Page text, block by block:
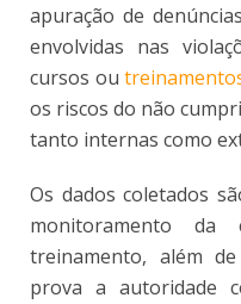
apuração de
envolvidas nas
cursos ou
os riscos do não
tanto internas como
Os dados coletados
monitoramento da
treinamento, além
prova a autoridade